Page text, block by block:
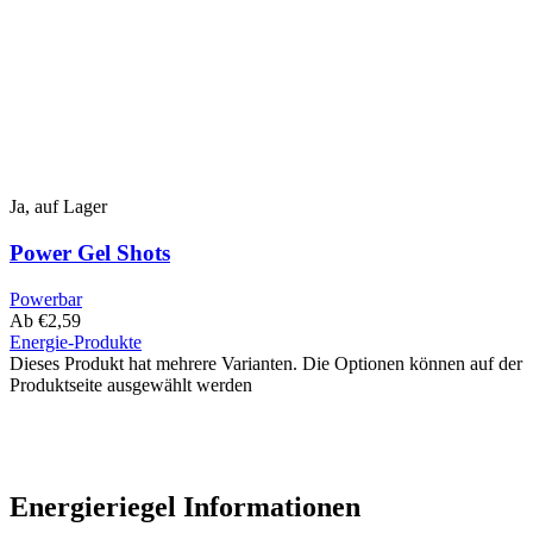
Ja, auf Lager
Power Gel Shots
Powerbar
Ab €2,59
Energie-Produkte
Dieses Produkt hat mehrere Varianten. Die Optionen können auf der
Produktseite ausgewählt werden
Energieriegel Informationen